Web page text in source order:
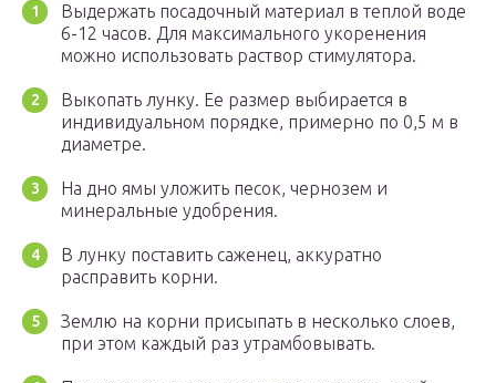
Выдержать посадочный материал в теплой воде
6-12 часов. Для максимального укоренения
можно использовать раствор стимулятора.
Выкопать лунку. Ее размер выбирается в
индивидуальном порядке, примерно по 0,5 м в
диаметре.
На дно ямы уложить песок, чернозем и
минеральные удобрения.
В лунку поставить саженец, аккуратно
расправить корни.
Землю на корни присыпать в несколько слоев,
при этом каждый раз утрамбовывать.